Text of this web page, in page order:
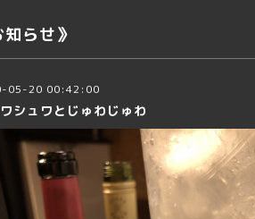
知らせ》
05-20 00:42:00
シュワとじゅわじゅわ